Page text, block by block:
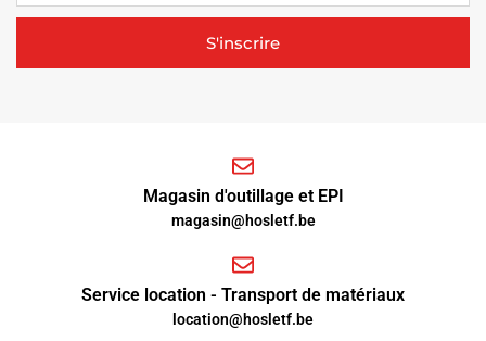
S'inscrire
Magasin d'outillage et EPI
magasin@hosletf.be
Service location - Transport de matériaux
location@hosletf.be